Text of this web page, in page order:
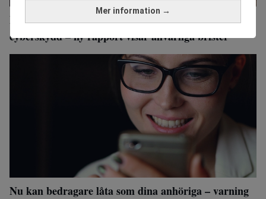
Mer information →
Pensionärernas trygghetssystem har sämst
cyberskydd – ny rapport visar allvarliga brister
Nu kan bedragare låta som dina anhöriga – varning